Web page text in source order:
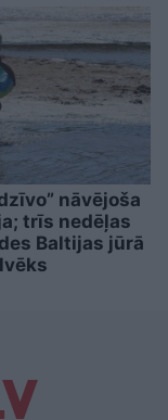
nāvējoša
trīs nedēļas
Baltijas jūrā